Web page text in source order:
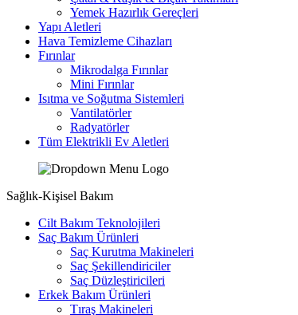
Yemek Hazırlık Gereçleri
Yapı Aletleri
Hava Temizleme Cihazları
Fırınlar
Mikrodalga Fırınlar
Mini Fırınlar
Isıtma ve Soğutma Sistemleri
Vantilatörler
Radyatörler
Tüm Elektrikli Ev Aletleri
Sağlık-Kişisel Bakım
Cilt Bakım Teknolojileri
Saç Bakım Ürünleri
Saç Kurutma Makineleri
Saç Şekillendiriciler
Saç Düzleştiricileri
Erkek Bakım Ürünleri
Tıraş Makineleri